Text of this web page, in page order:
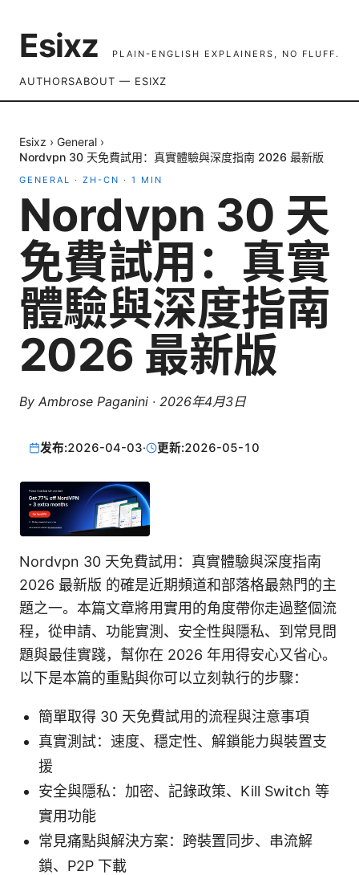
Esixz PLAIN-ENGLISH EXPLAINERS, NO FLUFF.
AUTHORSABOUT — ESIXZ
Esixz › General ›
Nordvpn 30 天免費試用：真實體驗與深度指南 2026 最新版
GENERAL · ZH-CN · 1 MIN
Nordvpn 30 天
免費試用：真實
體驗與深度指南
2026 最新版
By Ambrose Paganini · 2026年4月3日
发布:2026-04-03· 更新:2026-05-10
Nordvpn 30 天免費試用：真實體驗與深度指南
2026 最新版 的確是近期頻道和部落格最熱門的主
題之一。本篇文章將用實用的角度帶你走過整個流
程，從申請、功能實測、安全性與隱私、到常見問
題與最佳實踐，幫你在 2026 年用得安心又省心。
以下是本篇的重點與你可以立刻執行的步驟：
簡單取得 30 天免費試用的流程與注意事項
真實測試：速度、穩定性、解鎖能力與裝置支
援
安全與隱私：加密、記錄政策、Kill Switch 等
實用功能
常見痛點與解決方案：跨裝置同步、串流解
鎖、P2P 下載